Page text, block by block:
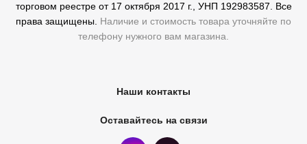
торговом реестре от 17 октября 2017 г., УНП 192983587. Все
права защищены. Наличие и стоимость товара уточняйте по
телефону нужного вам магазина.
Наши контакты
Оставайтесь на связи